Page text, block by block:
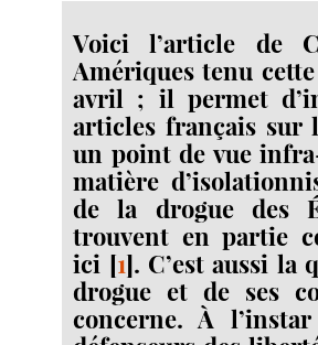
Voici l’article de
Amériques tenu
avril ; il permet
articles français sur
un point de vue
matière
de la drogue des
trouvent en partie
ici [1]. C’est aussi la
drogue et de ses
concerne. À